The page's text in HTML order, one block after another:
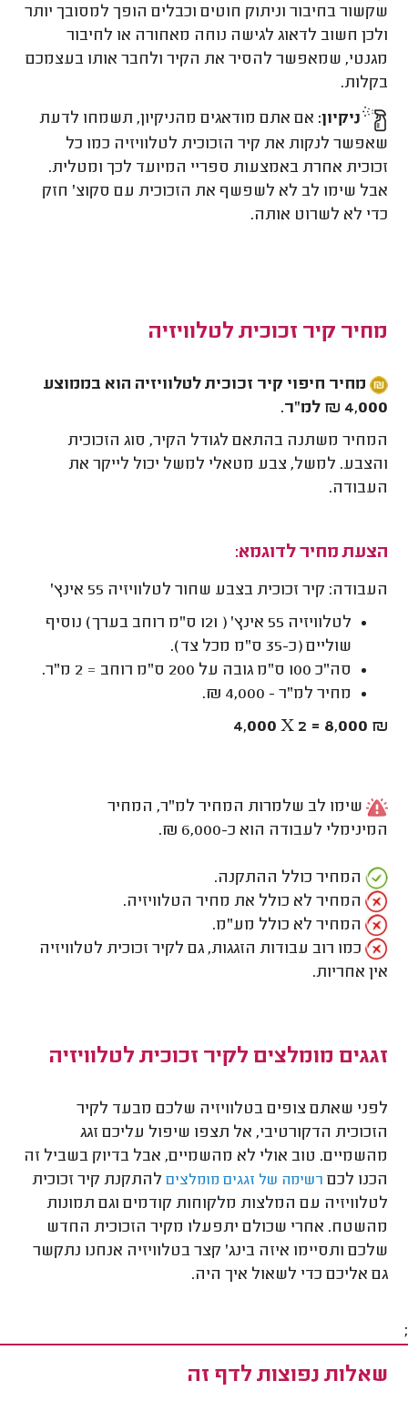
שקשור בחיבור וניתוק חוטים וכבלים הופך למסובך יותר
ולכן חשוב לדאוג לגישה נוחה מאחורה או לחיבור
מגנטי, שמאפשר להסיר את הקיר ולחבר אותו בעצמכם
בקלות.
ניקיון: אם אתם מודאגים מהניקיון, תשמחו לדעת
שאפשר לנקות את קיר הזכוכית לטלוויזיה כמו כל
זכוכית אחרת באמצעות ספריי המיועד לכך ומטלית.
אבל שימו לב לא לשפשף את הזכוכית עם סקוצ' חזק
כדי לא לשרוט אותה.
מחיר קיר זכוכית לטלוויזיה
מחיר חיפוי קיר זכוכית לטלוויזיה הוא בממוצע
4,000 ₪ למ"ר.
המחיר משתנה בהתאם לגודל הקיר, סוג הזכוכית
והצבע. למשל, צבע מטאלי למשל יכול לייקר את
העבודה.
הצעת מחיר לדוגמא:
העבודה: קיר זכוכית בצבע שחור לטלוויזיה 55 אינץ'
לטלוויזיה 55 אינץ' ( 121 ס"מ רוחב בערך) נוסיף
שוליים (כ-35 ס"מ מכל צד).
סה"כ 100 ס"מ גובה על 200 ס"מ רוחב = 2 מ"ר.
מחיר למ"ר - 4,000 ₪.
4,000 X 2 = 8,000 ₪
שימו לב שלמרות המחיר למ"ר, המחיר
המינימלי לעבודה הוא כ-6,000 ₪.
המחיר כולל ההתקנה.
המחיר לא כולל את מחיר הטלוויזיה.
המחיר לא כולל מע"מ.
כמו רוב עבודות הזגגות, גם לקיר זכוכית לטלוויזיה
אין אחריות.
זגגים מומלצים לקיר זכוכית לטלוויזיה
לפני שאתם צופים בטלוויזיה שלכם מבעד לקיר
הזכוכית הדקורטיבי, אל תצפו שיפול עליכם זגג
מהשמיים. טוב אולי לא מהשמיים, אבל בדיוק בשביל זה
הכנו לכם רשימה של זגגים מומלצים להתקנת קיר זכוכית
לטלוויזיה עם המלצות מלקוחות קודמים וגם תמונות
מהשטח. אחרי שכולם יתפעלו מקיר הזכוכית החדש
שלכם ותסיימו איזה בינג' קצר בטלוויזיה אנחנו נתקשר
גם אליכם כדי לשאול איך היה.
;
שאלות נפוצות לדף זה